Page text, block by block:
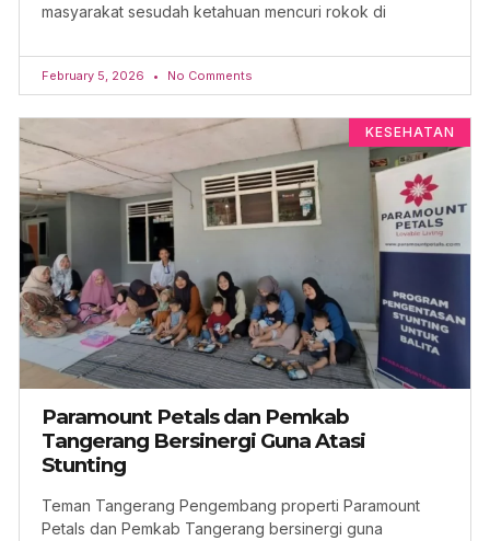
masyarakat sesudah ketahuan mencuri rokok di
February 5, 2026 No Comments
KESEHATAN
Paramount Petals dan Pemkab
Tangerang Bersinergi Guna Atasi
Stunting
Teman Tangerang Pengembang properti Paramount
Petals dan Pemkab Tangerang bersinergi guna